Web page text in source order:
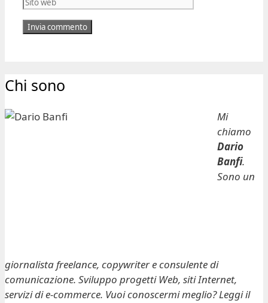
Chi sono
Mi
chiamo
Dario
Banfi.
Sono un
giornalista freelance, copywriter e consulente di
comunicazione. Sviluppo progetti Web, siti Internet,
servizi di e-commerce. Vuoi conoscermi meglio? Leggi il